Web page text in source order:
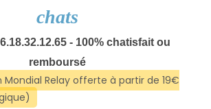
chats
- 100% chatisfait ou
remboursé